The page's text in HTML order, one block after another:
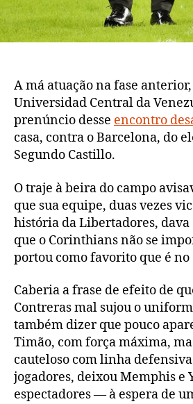
A má atuação na fase
Universidad Central da
prenúncio desse encontro
casa, contra o Barcelona, do
Segundo Castillo.
O traje à beira do campo
que sua equipe, duas vezes
história da Libertadores, dava
que o Corinthians não se
portou como favorito que é
Caberia a frase de efeito de
Contreras mal sujou o
também dizer que pouco
Timão, com força máxima,
cauteloso com linha
jogadores, deixou Memphis e
espectadores — à espera de